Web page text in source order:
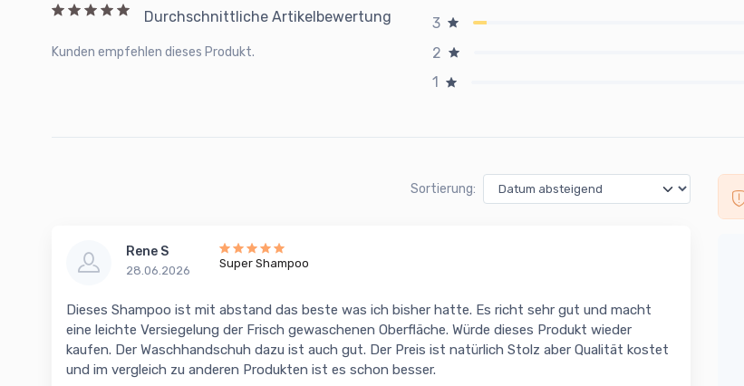
Durchschnittliche Artikelbewertung
Kunden empfehlen dieses Produkt.
3
2
1
Sortierung:
Rene S
28.06.2026
Super Shampoo
Dieses Shampoo ist mit abstand das beste was ich bisher hatte. Es richt sehr gut und macht
eine leichte Versiegelung der Frisch gewaschenen Oberfläche. Würde dieses Produkt wieder
kaufen. Der Waschhandschuh dazu ist auch gut. Der Preis ist natürlich Stolz aber Qualität kostet
und im vergleich zu anderen Produkten ist es schon besser.